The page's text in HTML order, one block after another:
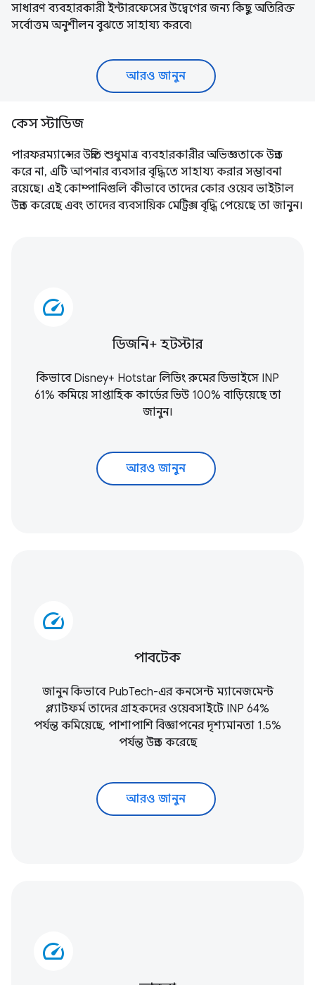
সাধারণ ব্যবহারকারী ইন্টারফেসের উদ্বেগের জন্য কিছু অতিরিক্ত
সর্বোত্তম অনুশীলন বুঝতে সাহায্য করবে৷
আরও জানুন
কেস স্টাডিজ
পারফরম্যান্সের উন্নতি শুধুমাত্র ব্যবহারকারীর অভিজ্ঞতাকে উন্নত
করে না, এটি আপনার ব্যবসার বৃদ্ধিতে সাহায্য করার সম্ভাবনা
রয়েছে। এই কোম্পানিগুলি কীভাবে তাদের কোর ওয়েব ভাইটাল
উন্নত করেছে এবং তাদের ব্যবসায়িক মেট্রিক্স বৃদ্ধি পেয়েছে তা জানুন।
speed
ডিজনি+ হটস্টার
কিভাবে Disney+ Hotstar লিভিং রুমের ডিভাইসে INP
61% কমিয়ে সাপ্তাহিক কার্ডের ভিউ 100% বাড়িয়েছে তা
জানুন।
আরও জানুন
speed
পাবটেক
জানুন কিভাবে PubTech-এর কনসেন্ট ম্যানেজমেন্ট
প্ল্যাটফর্ম তাদের গ্রাহকদের ওয়েবসাইটে INP 64%
পর্যন্ত কমিয়েছে, পাশাপাশি বিজ্ঞাপনের দৃশ্যমানতা 1.5%
পর্যন্ত উন্নত করেছে
আরও জানুন
speed